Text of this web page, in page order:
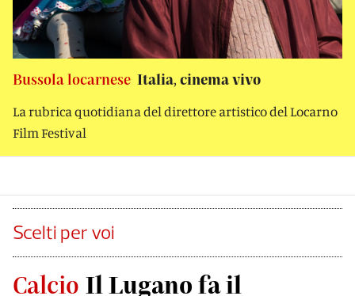
Bussola locarnese Italia, cinema vivo
La rubrica quotidiana del direttore artistico del Locarno
Film Festival
Scelti per voi
Calcio Il Lugano fa il